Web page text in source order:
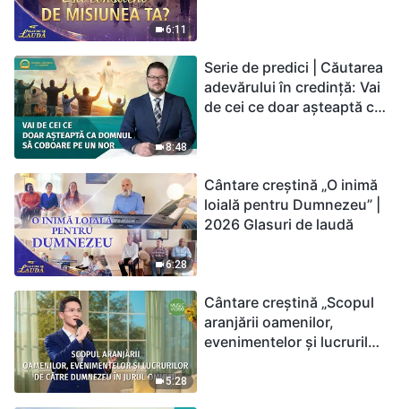
6:11
8:48
Serie de predici | Căutarea
adevărului în credință: Vai
de cei ce doar așteaptă ca
6:28
Cântare creștină „O inimă
loială pentru Dumnezeu” |
2026 Glasuri de laudă
5:28
Cântare creștină „Scopul
aranjării oamenilor,
evenimentelor și lucrurilor